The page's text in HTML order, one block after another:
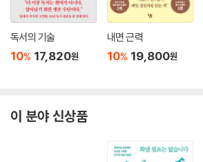
독서의 기술
10% 17,820원
내면 근력
10% 19,800원
이 분야 신상품